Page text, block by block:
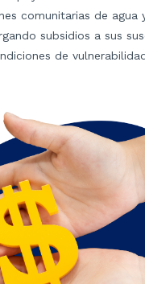
comunitarias de agua
subsidios a sus
de